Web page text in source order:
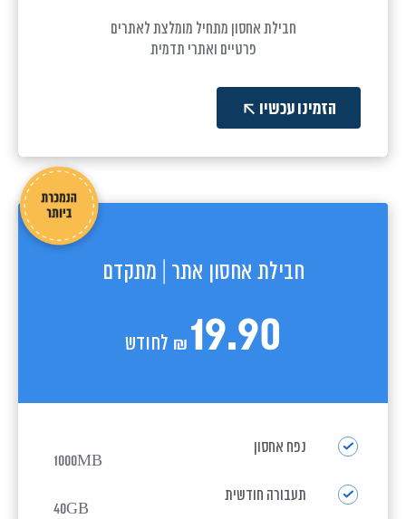
חבילת אחסון מתחיל מומלצת לאתרים
פרטיים ואתרי תדמית
הזמינו עכשיו
חבילת אחסון אתר | מתקדם
19.90
₪ לחודש
נפח אחסון
1000MB
תעבורה חודשית
40GB